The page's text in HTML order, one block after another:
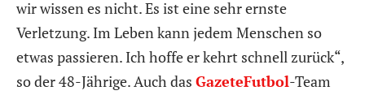
wir wissen es nicht. Es ist eine sehr ernste
Verletzung. Im Leben kann jedem Menschen so
etwas passieren. Ich hoffe er kehrt schnell zurück“,
so der 48-Jährige. Auch das GazeteFutbol-Team